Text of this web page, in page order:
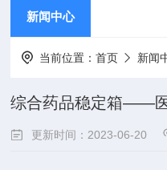
新闻中心
当前位置：首页 新闻
综合药品稳定箱——医
更新时间：2023-06-20